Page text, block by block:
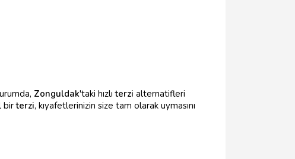
Zonguldak'taki hızlıterzi alternatifleri
birterzi, kıyafetlerinizin size tam olarak uymasını